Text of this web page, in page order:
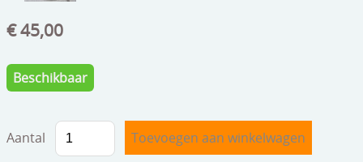
klokken
tapijten
boeken
geschenkcheques
€ 45,00
Beschikbaar
Aantal